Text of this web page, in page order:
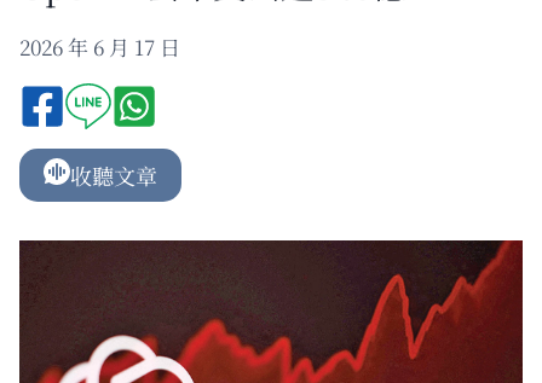
2026 年 6 月 17 日
收聽文章